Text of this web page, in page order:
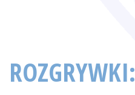
ROZGRYWKI: